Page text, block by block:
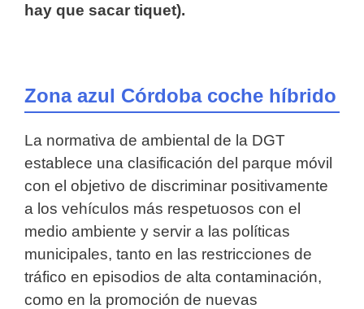
hay que sacar tiquet).
Zona azul Córdoba coche híbrido
La normativa de ambiental de la DGT
establece una clasificación del parque móvil
con el objetivo de discriminar positivamente
a los vehículos más respetuosos con el
medio ambiente y servir a las políticas
municipales, tanto en las restricciones de
tráfico en episodios de alta contaminación,
como en la promoción de nuevas